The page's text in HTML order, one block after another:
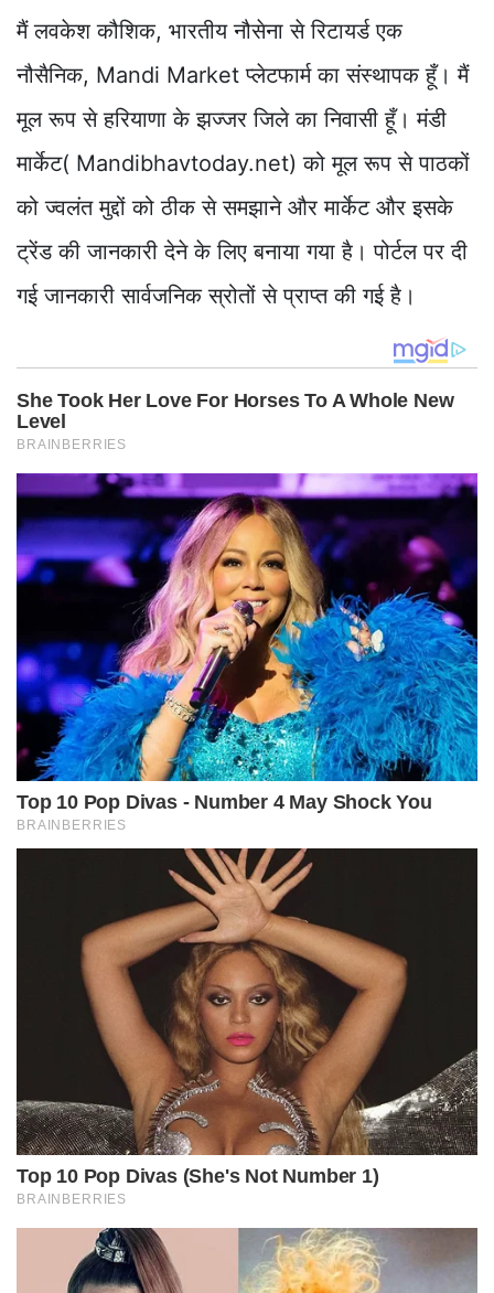
मैं लवकेश कौशिक, भारतीय नौसेना से रिटायर्ड एक
नौसैनिक, Mandi Market प्लेटफार्म का संस्थापक हूँ। मैं
मूल रूप से हरियाणा के झज्जर जिले का निवासी हूँ। मंडी
मार्केट( Mandibhavtoday.net) को मूल रूप से पाठकों
को ज्वलंत मुद्दों को ठीक से समझाने और मार्केट और इसके
ट्रेंड की जानकारी देने के लिए बनाया गया है। पोर्टल पर दी
गई जानकारी सार्वजनिक स्रोतों से प्राप्त की गई है।